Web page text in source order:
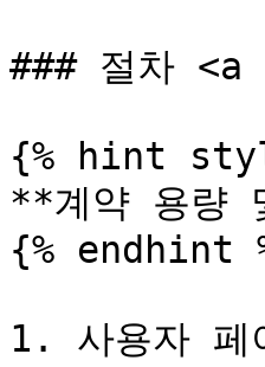
### 절차
{% hint
**계약 용량
{% endhint
1. 사용자 페